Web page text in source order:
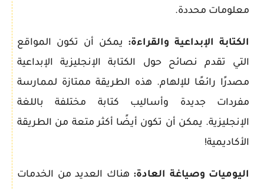
معلومات محددة.
الكتابة الإبداعية والقراءة: يمكن أن تكون المواقع
التي تقدم نصائح حول الكتابة الإنجليزية الإبداعية
مصدرًا رائعًا للإلهام. هذه الطريقة ممتازة لممارسة
مفردات جديدة وأساليب كتابة مختلفة باللغة
الإنجليزية. يمكن أن تكون أيضًا أكثر متعة من الطريقة
الأكاديمية!
اليوميات وصياغة العادة: هناك العديد من الخدمات